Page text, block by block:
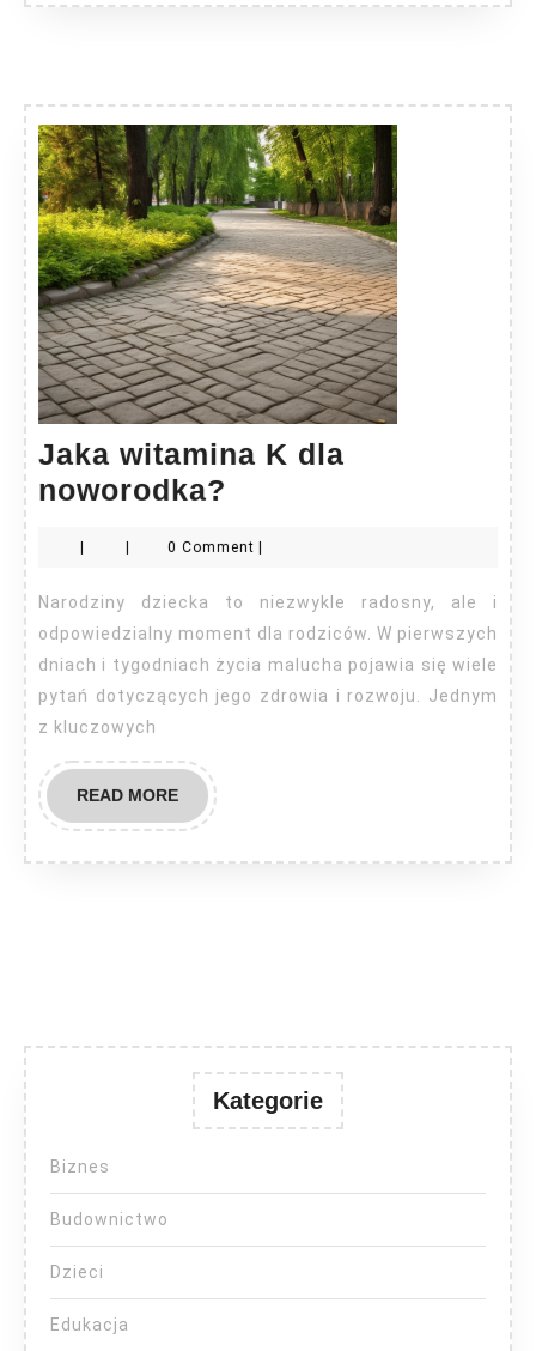
Jaka witamina K dla
noworodka?
K
dla
noworodka?
0 Comment
Narodziny dziecka to niezwykle radosny, ale i
odpowiedzialny moment dla rodziców. W pierwszych
dniach i tygodniach życia malucha pojawia się wiele
pytań dotyczących jego zdrowia i rozwoju. Jednym
z kluczowych
READ MOREREAD
MORE
Kategorie
Biznes
Budownictwo
Dzieci
Edukacja